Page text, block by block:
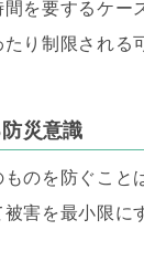
間を要するケー
り制限される
災意識
のを防ぐこと
害を最小限に